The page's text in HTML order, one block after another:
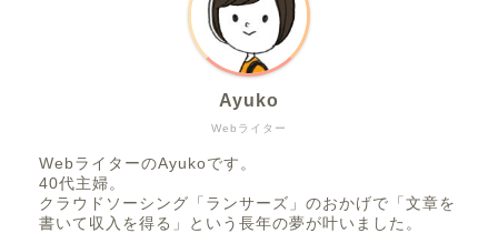
Webライター
Ayuko
WebライターのAyukoです。
40代主婦。
クラウドソーシング「ランサーズ」のおかげで「文章を
書いて収入を得る」という長年の夢が叶いました。